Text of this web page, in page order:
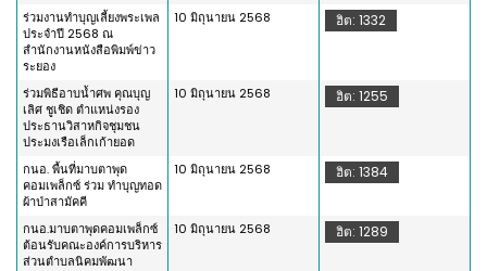
ร่วมงานทำบุญเลี้ยงพระเพล
ประจำปี 2568 ณ
สำนักงานหนังสือพิมพ์ข่าว
ระยอง
10 มิถุนายน 2568 ฮิต: 1332
ร่วมพิธีอาบน้ำศพ คุณบุญ
เลิศ ชูเชิด ตำแหน่งรอง
ประธานวิสาหกิจชุมชน
ประมงเรือเล็กเก้ายอด
10 มิถุนายน 2568 ฮิต: 1255
กนอ. พื้นที่มาบตาพุด
คอมเพล็กซ์ ร่วม ทำบุญทอด
ผ้าป่าสามัคคี
10 มิถุนายน 2568 ฮิต: 1384
กนอ.มาบตาพุดคอมเพล็กซ์
ต้อนรับคณะองค์การบริหาร
ส่วนตำบลนิคมพัฒนา
10 มิถุนายน 2568 ฮิต: 1289